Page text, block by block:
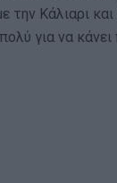
την Κάλιαρι
για να